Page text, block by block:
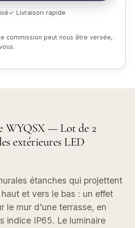
✓ Livraison rapide
commission peut nous être versée,
WYQSX — Lot de 2
extérieures LED
étanches qui projettent
et vers le bas : un effet
le mur d'une terrasse, en
indice IP65. Le luminaire